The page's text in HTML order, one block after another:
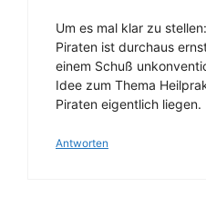
Um es mal klar zu
Piraten ist durchaus
einem Schuß
Idee zum Thema
Piraten eigentlich liegen.
Antworten